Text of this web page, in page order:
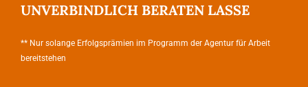
UNVERBINDLICH BERATEN LASSE
** Nur solange Erfolgsprämien im Programm der Agentur für Arbeit
bereitstehen